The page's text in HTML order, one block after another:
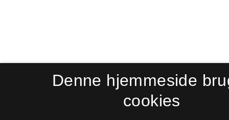
Denne hjemmeside
cookies